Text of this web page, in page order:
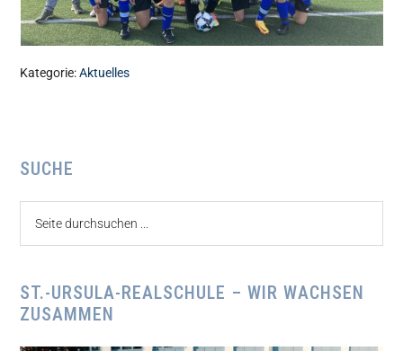
Kategorie:Aktuelles
Seitenspalte
SUCHE
ST.-URSULA-REALSCHULE – WIR WACHSEN
ZUSAMMEN